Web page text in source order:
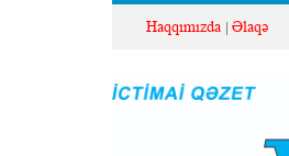
Haqqımızda Əlaqə